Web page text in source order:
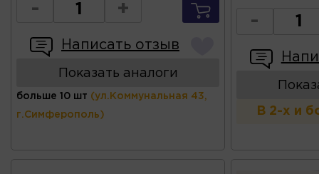
- +
Написать отзыв
Показать аналоги
больше 10 шт (ул.Коммунальная 43,
г.Симферополь)
-
В 2-х и